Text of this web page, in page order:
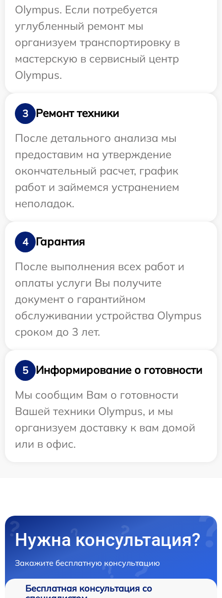
Olympus. Если потребуется
углубленный ремонт мы
организуем транспортировку в
мастерскую в сервисный центр
Olympus.
3
Ремонт техники
После детального анализа мы
предоставим на утверждение
окончательный расчет, график
работ и займемся устранением
неполадок.
4
Гарантия
После выполнения всех работ и
оплаты услуги Вы получите
документ о гарантийном
обслуживании устройства Olympus
сроком до 3 лет.
5
Информирование о готовности
Мы сообщим Вам о готовности
Вашей техники Olympus, и мы
организуем доставку к вам домой
или в офис.
Нужна консультация?
Закажите бесплатную консультацию
Бесплатная консультация со